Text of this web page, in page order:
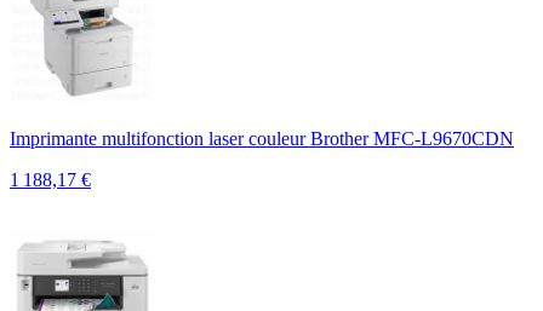
Imprimante multifonction laser couleur Brother MFC-L9670CDN
1 188,17 €